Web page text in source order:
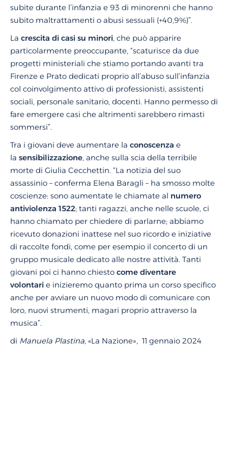
subite durante l’infanzia e 93 di minorenni che hanno
subito maltrattamenti o abusi sessuali (+40,9%)”.
La crescita di casi su minori, che può apparire
particolarmente preoccupante, “scaturisce da due
progetti ministeriali che stiamo portando avanti tra
Firenze e Prato dedicati proprio all’abuso sull’infanzia
col coinvolgimento attivo di professionisti, assistenti
sociali, personale sanitario, docenti. Hanno permesso di
fare emergere casi che altrimenti sarebbero rimasti
sommersi”.
Tra i giovani deve aumentare la conoscenza e
la sensibilizzazione, anche sulla scia della terribile
morte di Giulia Cecchettin. “La notizia del suo
assassinio – conferma Elena Baragli – ha smosso molte
coscienze: sono aumentate le chiamate al numero
antiviolenza 1522; tanti ragazzi, anche nelle scuole, ci
hanno chiamato per chiedere di parlarne; abbiamo
ricevuto donazioni inattese nel suo ricordo e iniziative
di raccolte fondi, come per esempio il concerto di un
gruppo musicale dedicato alle nostre attività. Tanti
giovani poi ci hanno chiesto come diventare
volontari e inizieremo quanto prima un corso specifico
anche per avviare un nuovo modo di comunicare con
loro, nuovi strumenti, magari proprio attraverso la
musica”.
di Manuela Plastina, «La Nazione», 11 gennaio 2024